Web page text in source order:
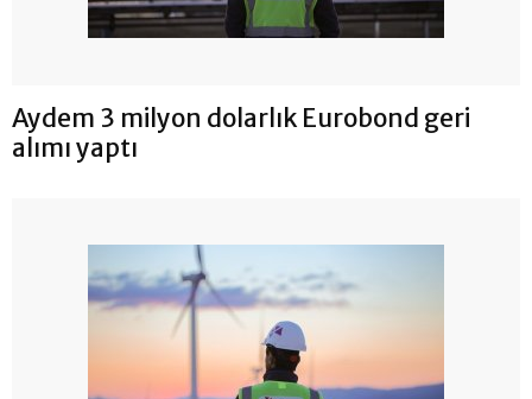
Aydem 3 milyon dolarlık Eurobond geri
alımı yaptı